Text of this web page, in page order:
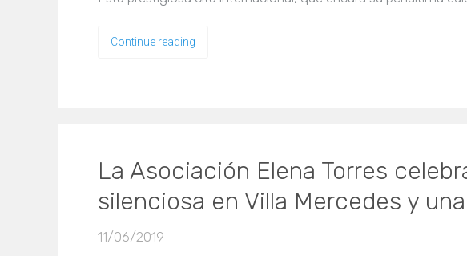
Continue reading
La Asociación Elena Torres
silenciosa en Villa Mercedes y
11/06/2019